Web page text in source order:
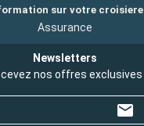
sur votre croisiere
Assurance
Newsletters
nos offres exclusives